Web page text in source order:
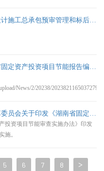
关于进一步规范设计施工总承包预审管理和标后管理的工作指引（试行）
关于印发《湖南省固定资产投资项目节能报告编制服务收费参考标准》的通知
News/2/20238/
投资项目节能审查实施办法》印发
施。
5 6 7 8 >